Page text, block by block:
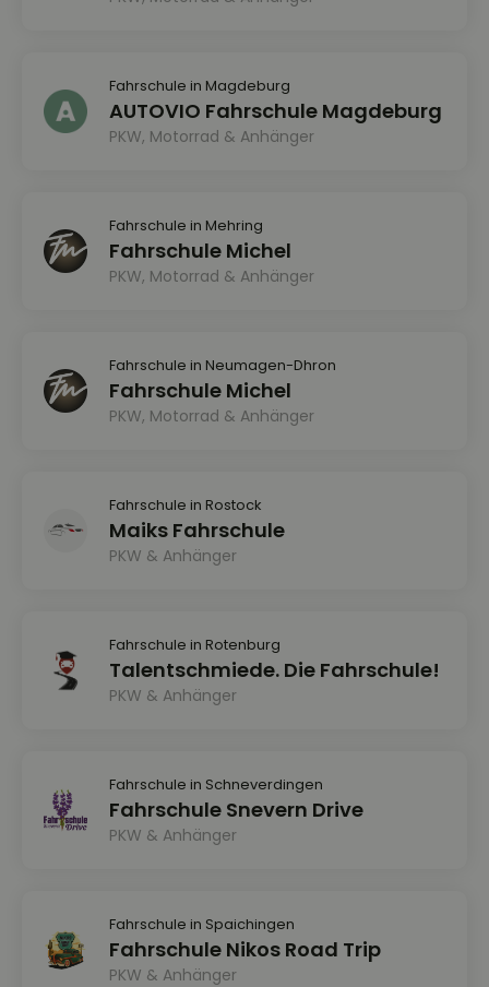
Fahrschule in Magdeburg
AUTOVIO Fahrschule Magdeburg
PKW, Motorrad & Anhänger
Fahrschule in Mehring
Fahrschule Michel
PKW, Motorrad & Anhänger
Fahrschule in Neumagen-Dhron
Fahrschule Michel
PKW, Motorrad & Anhänger
Fahrschule in Rostock
Maiks Fahrschule
PKW & Anhänger
Fahrschule in Rotenburg
Talentschmiede. Die Fahrschule!
PKW & Anhänger
Fahrschule in Schneverdingen
Fahrschule Snevern Drive
PKW & Anhänger
Fahrschule in Spaichingen
Fahrschule Nikos Road Trip
PKW & Anhänger